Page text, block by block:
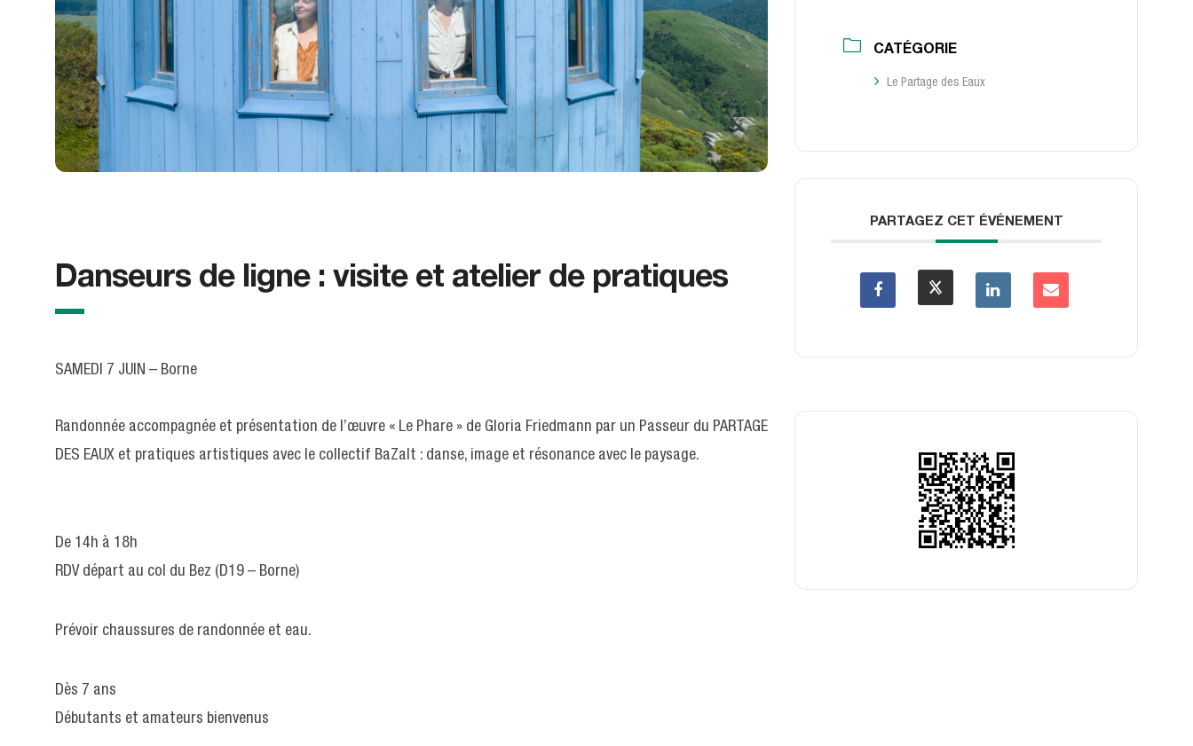
Danseurs de ligne : visite et atelier de pratiques
SAMEDI 7 JUIN – Borne
Randonnée accompagnée et présentation de l’œuvre « Le Phare » de Gloria Friedmann par un Passeur du PARTAGE
DES EAUX et pratiques artistiques avec le collectif BaZalt : danse, image et résonance avec le paysage.
De 14h à 18h
RDV départ au col du Bez (D19 – Borne)
Prévoir chaussures de randonnée et eau.
Dès 7 ans
Débutants et amateurs bienvenus
CATÉGORIE
Le Partage des Eaux
PARTAGEZ CET ÉVÉNEMENT